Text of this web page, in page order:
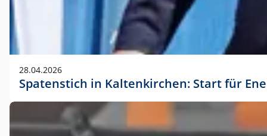
28.04.2026
Spatenstich in Kaltenkirchen: Start für